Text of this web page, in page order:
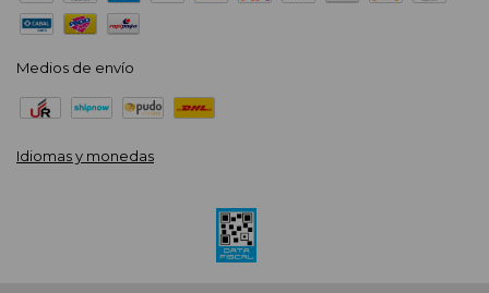
Medios de envío
Idiomas y monedas